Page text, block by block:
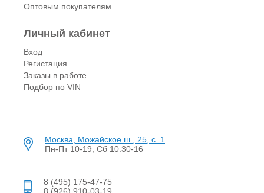
Оптовым покупателям
Личный кабинет
Вход
Регистация
Заказы в работе
Подбор по VIN
Москва, Можайское ш., 25, с. 1
Пн-Пт 10-19, Сб 10:30-16
8 (495) 175-47-75